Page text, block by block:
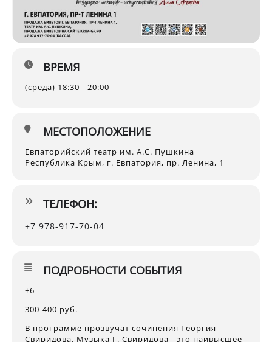
ВРЕМЯ
(среда) 18:30 - 20:00
МЕСТОПОЛОЖЕНИЕ
Евпаторийский театр им. А.С. Пушкина
Республика Крым, г. Евпатория, пр. Ленина, 1
ТЕЛЕФОН:
+7 978-917-70-04
ПОДРОБНОСТИ СОБЫТИЯ
+6
300-400 руб.
В программе прозвучат сочинения Георгия
Свиридова. Музыка Г. Свиридова - это наивысшее